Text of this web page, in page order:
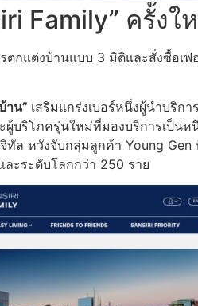
Family” ครั้งใ
ตกแต่งบ้านแบบ 3 มิติและสั่งซื้อ
าน” เสริมแกร่งเบอร์หนึ่งผู้นำบริก
ริโภครุ่นใหม่ที่มองบริการเป็น
ล หวังจับกลุ่มลูกค้า Young
ะระดับโลกกว่า 250 ราย